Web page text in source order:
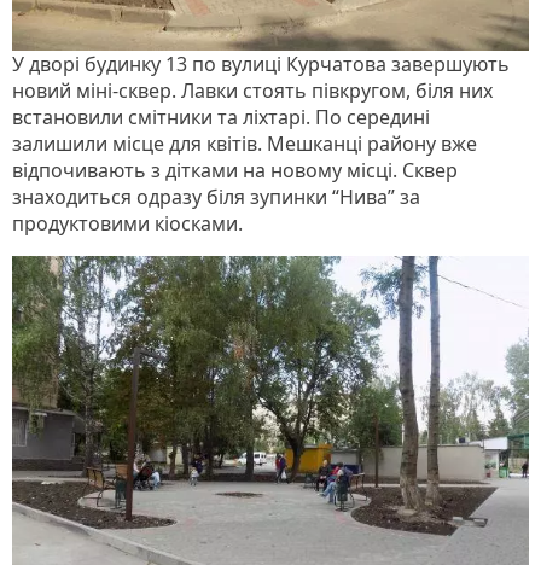
У дворі будинку 13 по вулиці Курчатова завершують
новий міні-сквер. Лавки стоять півкругом, біля них
встановили смітники та ліхтарі. По середині
залишили місце для квітів. Мешканці району вже
відпочивають з дітками на новому місці. Сквер
знаходиться одразу біля зупинки “Нива” за
продуктовими кіосками.